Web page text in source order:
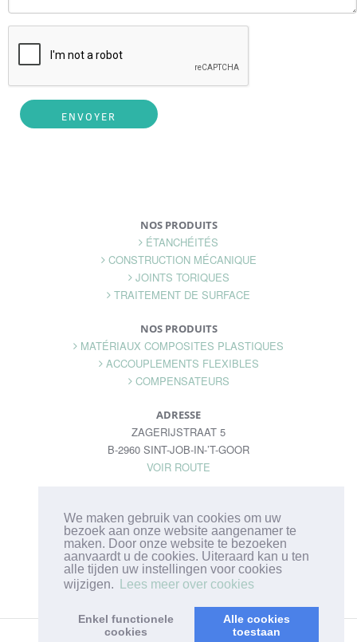
We maken gebruik van cookies om uw
bezoek aan onze website aangenamer te
maken. Door onze website te bezoeken
aanvaardt u de cookies. Uiteraard kan u ten
alle tijden uw instellingen voor cookies
wijzigen.
Lees meer over cookies
Enkel functionele
cookies
Alle cookies
toestaan
NOS PRODUITS
ÉTANCHÉITÉS
CONSTRUCTION MÉCANIQUE
JOINTS TORIQUES
TRAITEMENT DE SURFACE
NOS PRODUITS
MATÉRIAUX COMPOSITES PLASTIQUES
ACCOUPLEMENTS FLEXIBLES
COMPENSATEURS
ADRESSE
ZAGERIJSTRAAT 5
B-2960 SINT-JOB-IN-’T-GOOR
VOIR ROUTE
TEL: +32 (3) 633 12 28
FAX: +32 (3) 633 12 26
INFO@HUMITAB.BE